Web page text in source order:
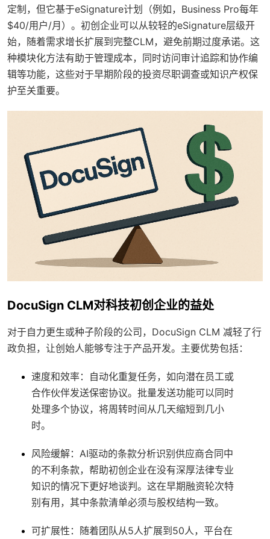
定制，但它基于eSignature计划（例如，Business Pro每年
$40/用户/月）。初创企业可以从较轻的eSignature层级开
始，随着需求增长扩展到完整CLM，避免前期过度承诺。这
种模块化方法有助于管理成本，同时访问审计追踪和协作编
辑等功能，这些对于早期阶段的投资尽职调查或知识产权保
护至关重要。
DocuSign CLM对科技初创企业的益处
对于自力更生或种子阶段的公司，DocuSign CLM 减轻了行
政负担，让创始人能够专注于产品开发。主要优势包括：
速度和效率：自动化重复任务，如向潜在员工或
合作伙伴发送保密协议。批量发送功能可以同时
处理多个协议，将周转时间从几天缩短到几小
时。
风险缓解：AI驱动的条款分析识别供应商合同中
的不利条款，帮助初创企业在没有深厚法律专业
知识的情况下更好地谈判。这在早期融资轮次特
别有用，其中条款清单必须与股权结构一致。
可扩展性 ：随着团队从5人扩展到50人，平台在